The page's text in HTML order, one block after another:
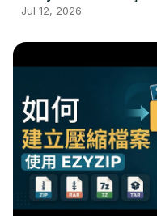
Kurulumu Gerekmez
Jul 12, 2026